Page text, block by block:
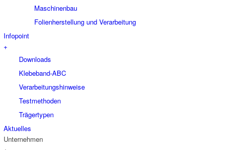
Maschinenbau
Folienherstellung und Verarbeitung
Infopoint
+
Downloads
Klebeband-ABC
Verarbeitungshinweise
Testmethoden
Trägertypen
Aktuelles
Unternehmen